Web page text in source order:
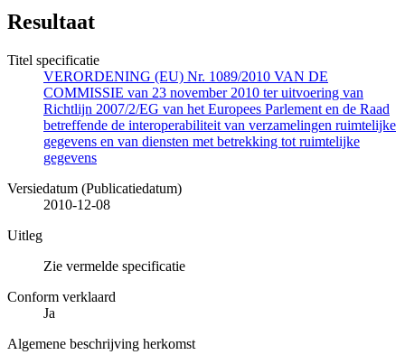
Resultaat
Titel specificatie
VERORDENING (EU) Nr. 1089/2010 VAN DE
COMMISSIE van 23 november 2010 ter uitvoering van
Richtlijn 2007/2/EG van het Europees Parlement en de Raad
betreffende de interoperabiliteit van verzamelingen ruimtelijke
gegevens en van diensten met betrekking tot ruimtelijke
gegevens
Versiedatum (Publicatiedatum)
2010-12-08
Uitleg
Zie vermelde specificatie
Conform verklaard
Ja
Algemene beschrijving herkomst